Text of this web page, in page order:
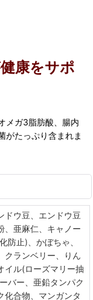
康をサポ
メガ3脂肪酸、腸内
がたっぷり含まれま
ドウ豆、エンドウ豆
、亜麻仁、キャノー
防止)、かぼちゃ、
クランベリー、りん
イル(ローズマリー抽
バー、亜鉛タンパク
化合物、マンガンタ